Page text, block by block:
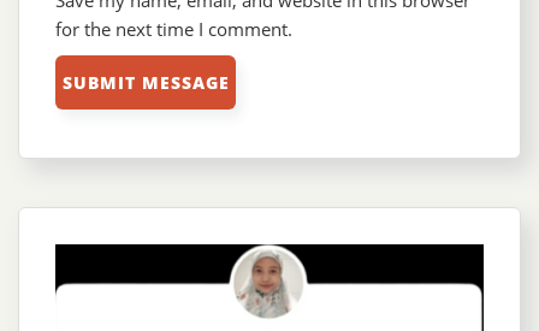
for the next time I comment.